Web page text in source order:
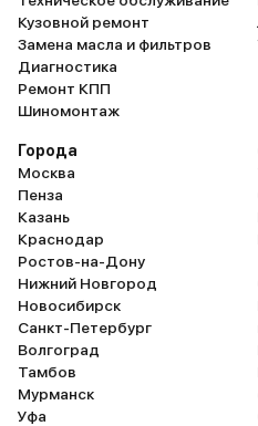
Кузовной ремонт
Замена масла и фильтров
Диагностика
Ремонт КПП
Шиномонтаж
Города
Москва
Пенза
Казань
Краснодар
Ростов-на-Дону
Нижний Новгород
Новосибирск
Санкт-Петербург
Волгоград
Тамбов
Мурманск
Уфа